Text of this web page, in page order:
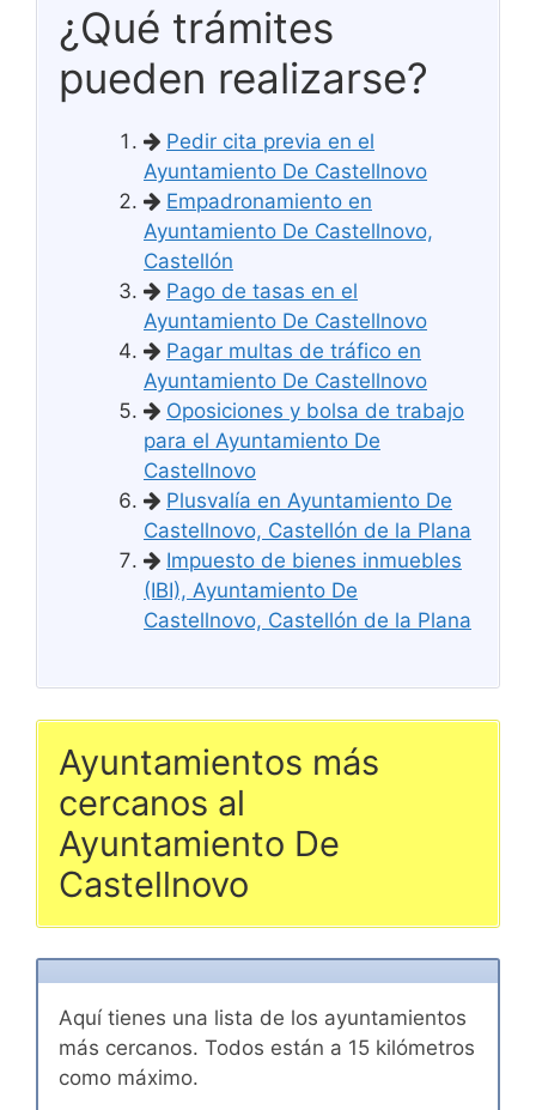
¿Qué trámites
pueden realizarse?
Pedir cita previa en el
Ayuntamiento De Castellnovo
Empadronamiento en
Ayuntamiento De Castellnovo,
Castellón
Pago de tasas en el
Ayuntamiento De Castellnovo
Pagar multas de tráfico en
Ayuntamiento De Castellnovo
Oposiciones y bolsa de trabajo
para el Ayuntamiento De
Castellnovo
Plusvalía en Ayuntamiento De
Castellnovo, Castellón de la Plana
Impuesto de bienes inmuebles
(IBI), Ayuntamiento De
Castellnovo, Castellón de la Plana
Ayuntamientos más
cercanos al
Ayuntamiento De
Castellnovo
Aquí tienes una lista de los ayuntamientos
más cercanos. Todos están a 15 kilómetros
como máximo.